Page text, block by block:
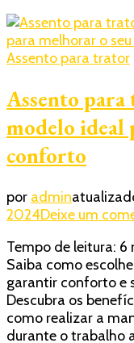
Assento para trator
Assento
modelo ideal
conforto
por admin
2024Deixe um
Tempo de leitura: 6
Saiba como
garantir conforto e
Descubra os
como realizar a
durante o trabalho